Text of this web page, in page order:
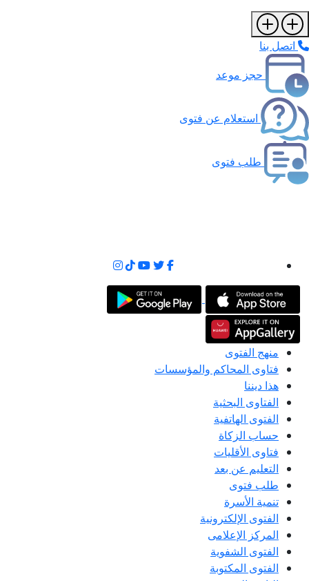
اتصل بنا
حجز موعد
استعلام عن فتوى
طلب فتوى
منهج الفتوى
فتاوى المحاكم والمؤسسات
هذا ديننا
الفتاوى البحثية
الفتوى الهاتفية
حساب الزكاة
فتاوى الأقليات
التعليم عن بعد
طلب فتوى
تنمية الأسرة
الفتوى الإلكترونية
المركز الإعلامى
الفتوى الشفوية
الفتوى المكتوبة